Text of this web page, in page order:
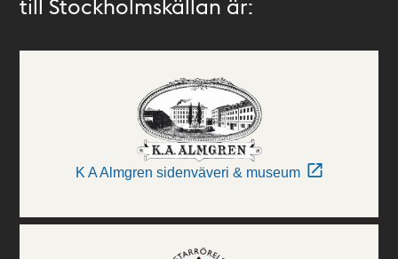
till Stockholmskällan är:
K A Almgren sidenväveri & museum